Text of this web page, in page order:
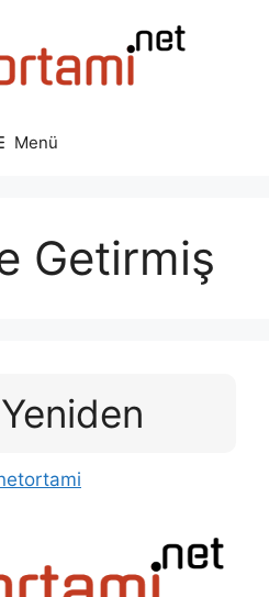
Menü
Getirmiş